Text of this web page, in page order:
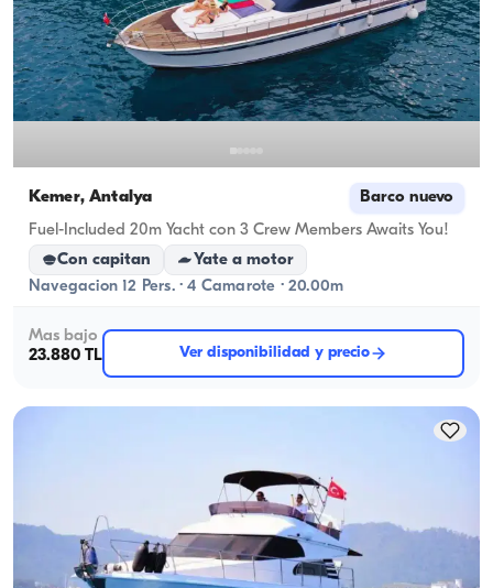
Kemer, Antalya Barco nuevo
Fuel-Included 20m Yacht con 3 Crew Members Awaits You!
Con capitan
Yate a motor
Navegacion 12 Pers. · 4 Camarote · 20.00m
Mas bajo
23.880 TL
Ver disponibilidad y precio